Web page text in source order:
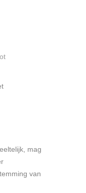
mag
van